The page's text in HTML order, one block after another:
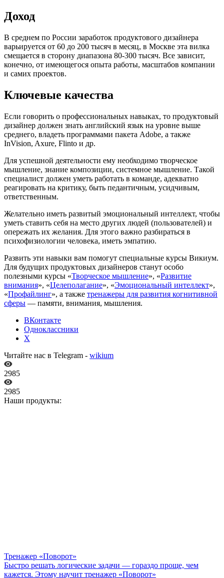
Доход
В среднем по России заработок продуктового дизайнера
варьируется от 60 до 200 тысяч в месяц, в Москве эта вилка
смещается в сторону диапазона 80-300 тысяч. Все зависит,
конечно, от имеющегося опыта работы, масштабов компании
и самих проектов.
Ключевые качества
Если говорить о профессиональных навыках, то продуктовый
дизайнер должен знать английский язык на уровне выше
среднего, владеть программами пакета Adobe, а также
InVision, Axure, Flinto и др.
Для успешной деятельности ему необходимо творческое
мышление, знание композиции, системное мышление. Такой
специалист должен уметь работать в команде, адекватно
реагировать на критику, быть педантичным, усидчивым,
ответственным.
Желательно иметь развитый эмоциональный интеллект, чтобы
уметь ставить себя на место других людей (пользователей) и
опережать их желания. Для этого важно разбираться в
психофизиологии человека, иметь эмпатию.
Развить эти навыки вам помогут специальные курсы Викиум.
Для будущих продуктовых дизайнеров станут особо
полезными курсы «Творческое мышление», «Развитие
внимания», «Целеполагание», «Эмоциональный интеллект»,
«Профайлинг», а также тренажеры для развития когнитивной
сферы — памяти, внимания, мышления.
ВКонтакте
Одноклассники
X
Читайте нас в Telegram - wikium
2985
2985
Наши продукты:
Тренажер «Поворот»
Быстро решать логические задачи — гораздо проще, чем
кажется. Этому научит тренажер «Поворот»